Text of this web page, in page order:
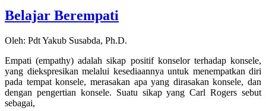
Belajar Berempati
Oleh: Pdt Yakub Susabda, Ph.D.
Empati (empathy) adalah sikap positif konselor terhadap konsele,
yang diekspresikan melalui kesediaannya untuk menempatkan diri
pada tempat konsele, merasakan apa yang dirasakan konsele, dan
dengan pengertian konsele. Suatu sikap yang Carl Rogers sebut
sebagai,